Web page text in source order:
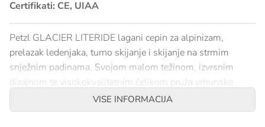
Certifikati: CE, UIAA
Petzl GLACIER LITERIDE lagani cepin za alpinizam,
prelazak ledenjaka, turno skijanje i skijanje na strmim
snježnim padinama. Svojom malom težinom, izvrsnim
dizajnom te visokokvalitetnim čelikom pruža vrhunske
performanse u sidrenju u tvrdom snijegu i ledu.
VISE INFORMACIJA